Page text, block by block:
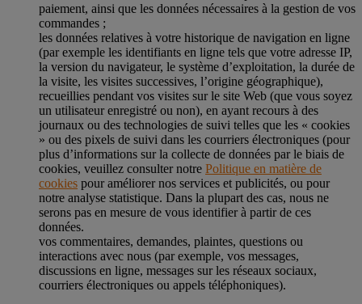
paiement, ainsi que les données nécessaires à la gestion de vos
commandes ;
les données relatives à votre historique de navigation en ligne
(par exemple les identifiants en ligne tels que votre adresse IP,
la version du navigateur, le système d’exploitation, la durée de
la visite, les visites successives, l’origine géographique),
recueillies pendant vos visites sur le site Web (que vous soyez
un utilisateur enregistré ou non), en ayant recours à des
journaux ou des technologies de suivi telles que les « cookies
» ou des pixels de suivi dans les courriers électroniques (pour
plus d’informations sur la collecte de données par le biais de
cookies, veuillez consulter notre Politique en matière de
cookies pour améliorer nos services et publicités, ou pour
notre analyse statistique. Dans la plupart des cas, nous ne
serons pas en mesure de vous identifier à partir de ces
données.
vos commentaires, demandes, plaintes, questions ou
interactions avec nous (par exemple, vos messages,
discussions en ligne, messages sur les réseaux sociaux,
courriers électroniques ou appels téléphoniques).